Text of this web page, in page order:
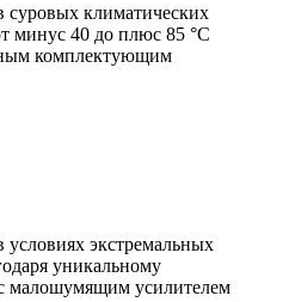
суровых климатических
минус 40 до плюс 85 °С
комплектующим
условиях экстремальных
уникальному
малошумящим усилителем